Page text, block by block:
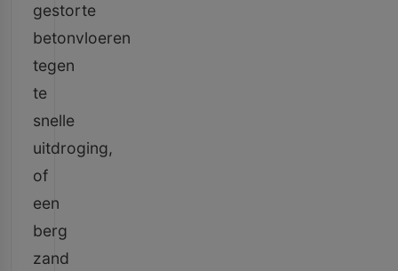
gestorte
betonvloeren
tegen
te
snelle
uitdroging,
of
een
berg
zand